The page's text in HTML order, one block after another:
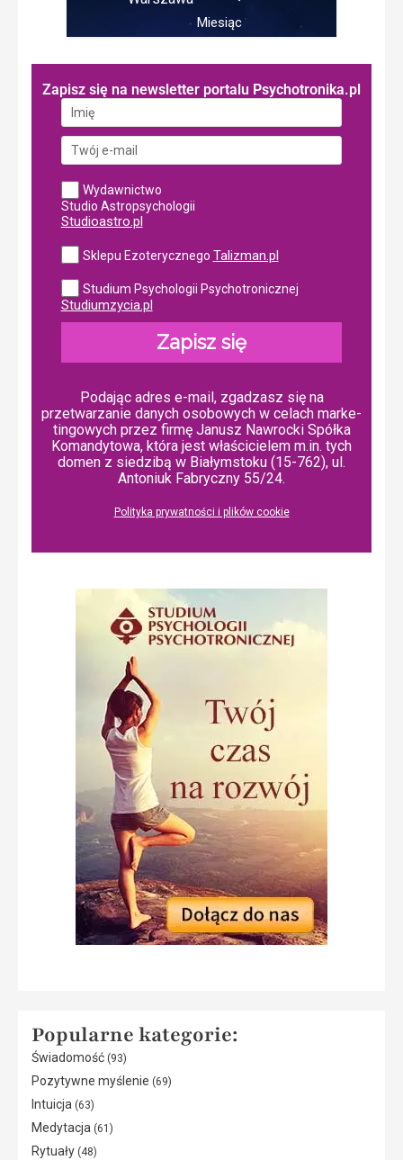
Miesiąc
Zapisz się na newsletter portalu Psychotronika.pl
Wydawnictwo
Studio Astropsychologii
Studioastro.pl
Sklepu Ezoterycznego Talizman.pl
Studium Psychologii Psychotronicznej
Studiumzycia.pl
Zapisz się
Podając adres e-mail, zgadzasz się na
przetwarzanie danych osobowych w ce­lach mar­ke­
tin­go­wych przez firmę Janusz Nawrocki Spółka
Komandytowa, która jest właścicielem m.in. tych
domen z siedzibą w Białymstoku (15-762), ul.
Antoniuk Fabryczny 55/24.
Polityka prywatności i plików cookie
Popularne kategorie:
Świadomość (93)
Pozytywne myślenie (69)
Intuicja (63)
Medytacja (61)
Rytuały (48)